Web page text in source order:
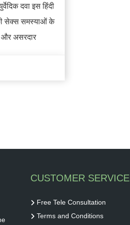
दवा इस हिंदी
सेक्स समस्याओं के
और असरदार
CUSTOMER SERVICE
Free Tele Consultation
Terms and Conditions